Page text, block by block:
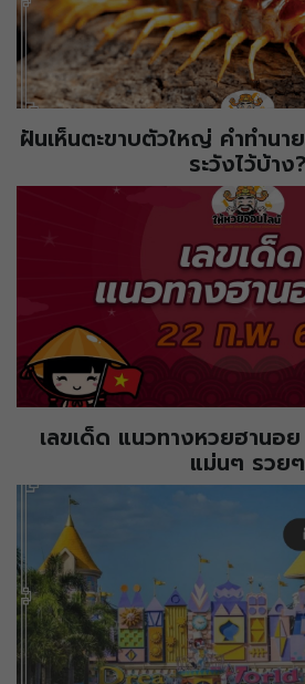
ฝันเห็นตะขาบตัวใหญ่ คำทำนา
ระวังไว้บ้าง?
เลขเด็ด แนวทางหวยฮาน
แม่นๆ รวยๆ